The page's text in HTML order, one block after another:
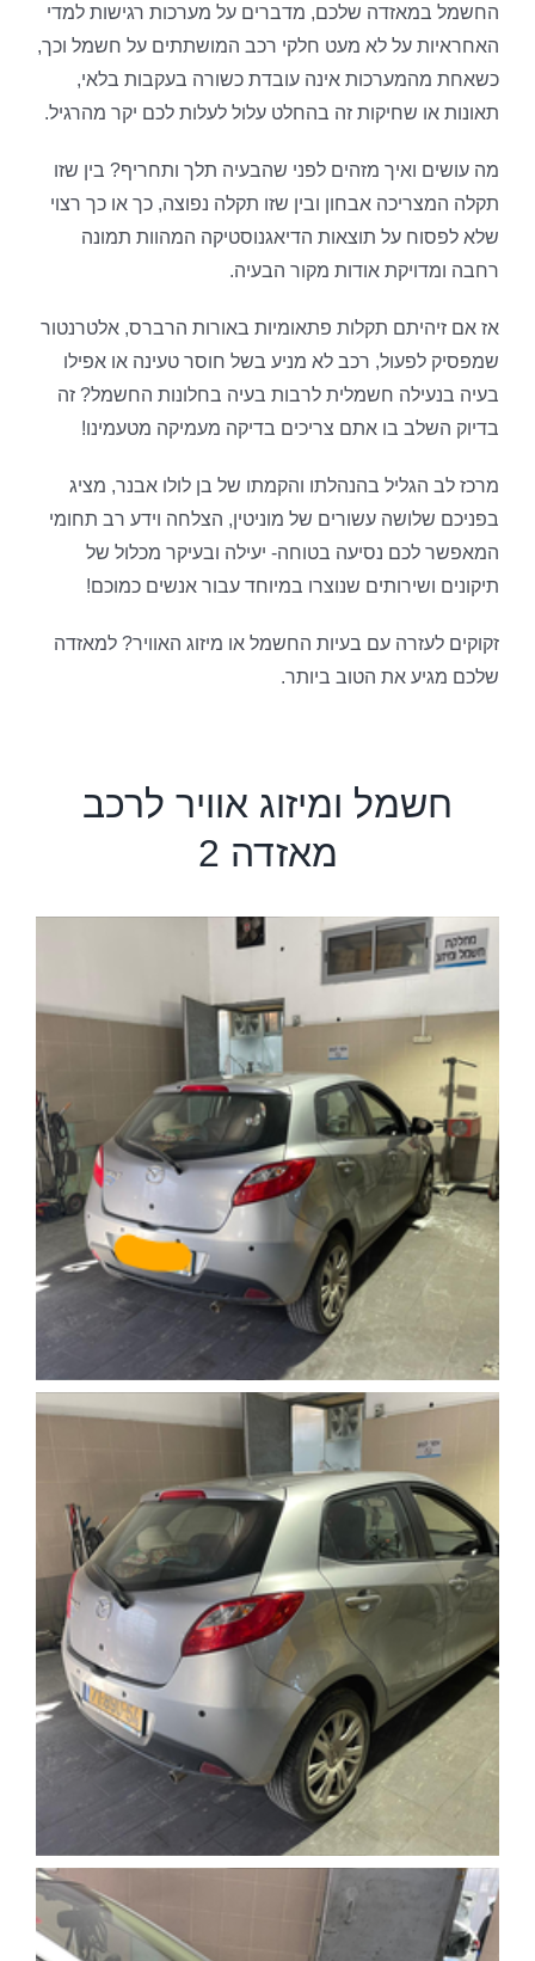
החשמל במאזדה שלכם, מדברים על מערכות רגישות למדי
האחראיות על לא מעט חלקי רכב המושתתים על חשמל וכך,
כשאחת מהמערכות אינה עובדת כשורה בעקבות בלאי,
תאונות או שחיקות זה בהחלט עלול לעלות לכם יקר מהרגיל.
מה עושים ואיך מזהים לפני שהבעיה תלך ותחריף? בין שזו
תקלה המצריכה אבחון ובין שזו תקלה נפוצה, כך או כך רצוי
שלא לפסוח על תוצאות הדיאגנוסטיקה המהוות תמונה
רחבה ומדויקת אודות מקור הבעיה.
אז אם זיהיתם תקלות פתאומיות באורות הרברס, אלטרנטור
שמפסיק לפעול, רכב לא מניע בשל חוסר טעינה או אפילו
בעיה בנעילה חשמלית לרבות בעיה בחלונות החשמל? זה
בדיוק השלב בו אתם צריכים בדיקה מעמיקה מטעמינו!
מרכז לב הגליל בהנהלתו והקמתו של בן לולו אבנר, מציג
בפניכם שלושה עשורים של מוניטין, הצלחה וידע רב תחומי
המאפשר לכם נסיעה בטוחה- יעילה ובעיקר מכלול של
תיקונים ושירותים שנוצרו במיוחד עבור אנשים כמוכם!
זקוקים לעזרה עם בעיות החשמל או מיזוג האוויר? למאזדה
שלכם מגיע את הטוב ביותר.
חשמל ומיזוג אוויר לרכב
מאזדה 2